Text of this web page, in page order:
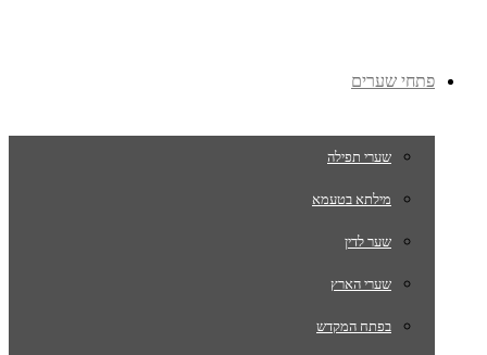
פתחי שערים
שערי תפילה
מילתא בטעמא
שער לדין
שערי הארץ
בפתח המקדש